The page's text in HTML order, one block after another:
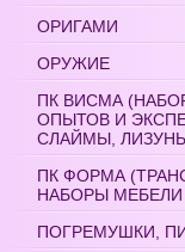
ОРИГАМИ
ОРУЖИЕ
ПК ВИСМА
ОПЫТОВ И
СЛАЙМЫ,
ПК ФОРМА
НАБОРЫ МЕБЕЛИ
ПОГРЕМУШКИ,